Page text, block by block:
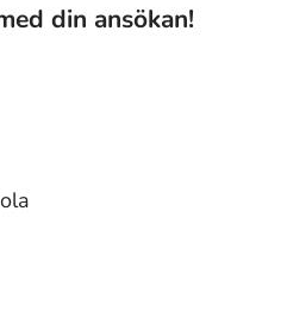
din ansökan!